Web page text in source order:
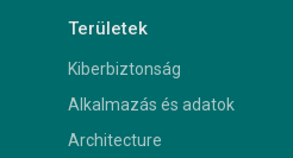
Területek
Kiberbiztonság
Alkalmazás és adatok
Architecture